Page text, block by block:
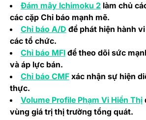
Đám mây Ichimoku 2 (opens in a
làm chủ
các cặp Chỉ báo mạnh mẽ.
Chỉ báo A/D (opens in a new tab)
để phát hiện hành
các tổ chức.
Chỉ báo MFI(opens in a new tab)
để theo dõi sức
và áp lực bán.
Chỉ báo CMF(opens in a new tab)
xác nhận sự hiện
thực.
Volume Profile Phạm Vi Hiển Thị
vùng giá trị thị trường tổng quát.